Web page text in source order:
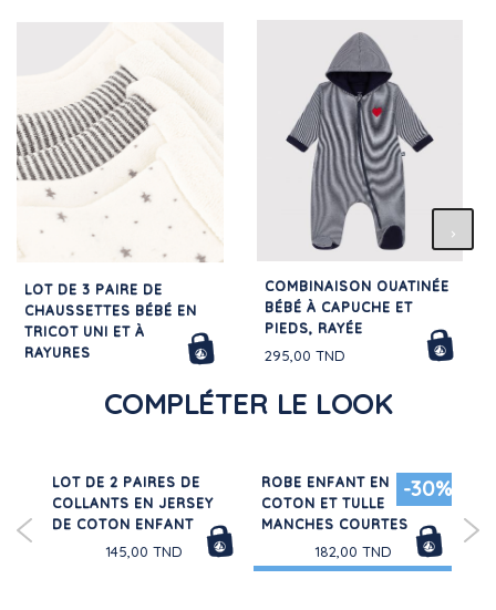
LOT DE 3 PAIRE DE
CHAUSSETTES BÉBÉ EN
TRICOT UNI ET À
RAYURES
COMBINAISON OUATINÉE
BÉBÉ À CAPUCHE ET
PIEDS, RAYÉE
295,00 TND
COMPLÉTER LE LOOK
LOT DE 2 PAIRES DE
COLLANTS EN JERSEY
DE COTON ENFANT
145,00 TND
-30%
ROBE ENFANT EN
COTON ET TULLE
MANCHES COURTES
182,00 TND